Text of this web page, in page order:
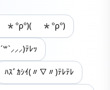
*ºρº)
ﾃﾚｯ
ﾊｽﾞｶｼｲ(〃∇〃)ﾃﾚﾃﾚ